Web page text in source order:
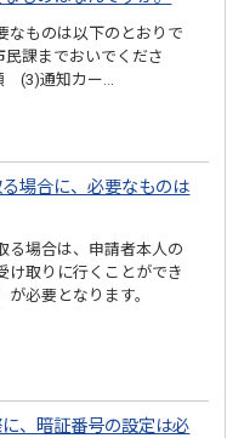
ものは以下のとおりで
課までおいでくださ
(3)通知カー…
場合に、必要なものは
場合は、申請者本人の
け取りに行くことができ
が必要となります。
、暗証番号の設定は必